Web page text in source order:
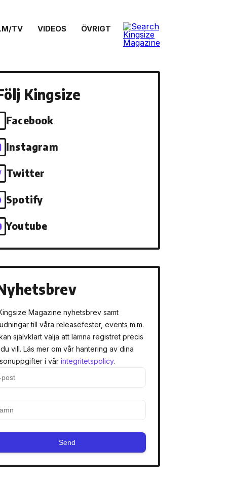
TV VIDEOS ÖVRIGT
Kingsize
Facebook
Instagram
Twitter
Spotify
Youtube
Magazine nyhetsbrev samt
till våra releasefester, events m.m.
självklart välja att lämna registret precis
vill. Läs mer om vår hantering av dina
i vår integritetspolicy.
Send